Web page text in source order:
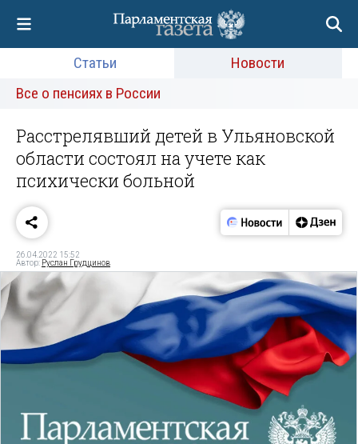
Статьи
Новости
Все о пенсиях в России
Расстрелявший детей в Ульяновской
области состоял на учете как
психически больной
26.04.2022 15:52
Автор: Руслан Грудцинов